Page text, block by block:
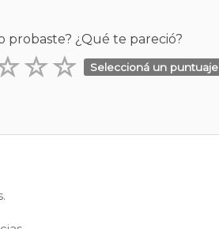
probaste? ¿Qué te pareció?
Seleccioná un puntuaje